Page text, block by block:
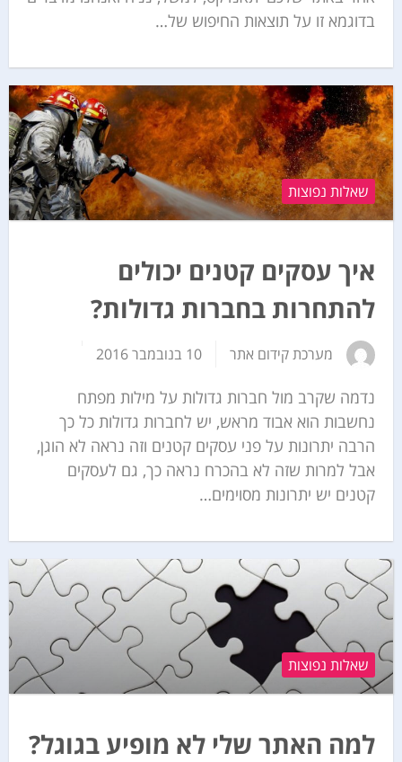
בדוגמא זו על תוצאות החיפוש של…
שאלות נפוצות
איך עסקים קטנים יכולים
להתחרות בחברות גדולות?
מערכת קידום אתר 10 בנובמבר 2016
נדמה שקרב מול חברות גדולות על מילות מפתח
נחשבות הוא אבוד מראש, יש לחברות גדולות כל כך
הרבה יתרונות על פני עסקים קטנים וזה נראה לא הוגן,
אבל למרות שזה לא בהכרח נראה כך, גם לעסקים
קטנים יש יתרונות מסוימים…
שאלות נפוצות
למה האתר שלי לא מופיע בגוגל?